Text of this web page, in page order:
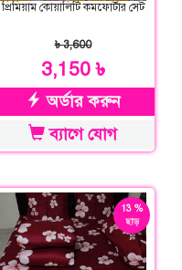
প্রিমিয়াম কোয়ালিটি কমফোর্টার সেট
৳ 3,600
3,150 ৳
অর্ডার করুন
ব্যাগে যোগ
13 %
ছাড়